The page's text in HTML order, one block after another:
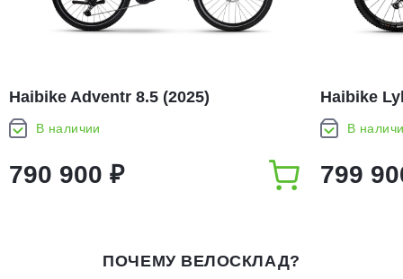
Haibike Adventr 8.5 (2025)
В наличии
790 900 ₽
Haibike
В
799
ПОЧЕМУ ВЕЛОСКЛАД?